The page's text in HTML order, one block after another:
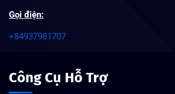
Gọi điện:
+84937981707
Công Cụ Hỗ Trợ